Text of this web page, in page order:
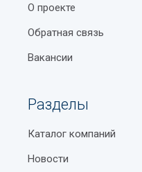
О проекте
Обратная связь
Вакансии
Разделы
Каталог компаний
Новости